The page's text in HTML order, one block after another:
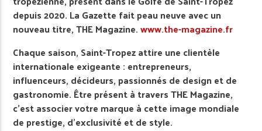
depuis 2020. La Gazette fait peau neuve avec un
nouveau titre, THE Magazine.www.the-magazine.fr
Chaque saison, Saint-Tropez attire une clientèle
internationale exigeante : entrepreneurs,
influenceurs, décideurs, passionnés de design et de
gastronomie. Être présent à travers THE Magazine,
c’est associer votre marque à cette image mondiale
de prestige, d’exclusivité et de style.